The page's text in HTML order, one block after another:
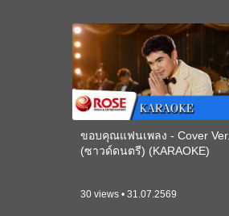
ขอบคุณแฟนเพลง - Cover Ver.
(ซาวด์ดนตรี) (KARAOKE)
30 views • 31.07.2569